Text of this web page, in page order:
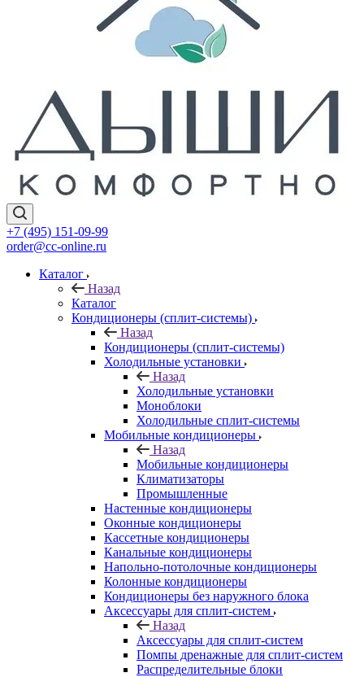
+7 (495) 151-09-99
order@cc-online.ru
Каталог
Назад
Каталог
Кондиционеры (сплит-системы)
Назад
Кондиционеры (сплит-системы)
Холодильные установки
Назад
Холодильные установки
Моноблоки
Холодильные сплит-системы
Мобильные кондиционеры
Назад
Мобильные кондиционеры
Климатизаторы
Промышленные
Настенные кондиционеры
Оконные кондиционеры
Кассетные кондиционеры
Канальные кондиционеры
Напольно-потолочные кондиционеры
Колонные кондиционеры
Кондиционеры без наружного блока
Аксессуары для сплит-систем
Назад
Аксессуары для сплит-систем
Помпы дренажные для сплит-систем
Распределительные блоки